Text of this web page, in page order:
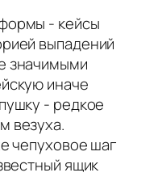
- кейсы
выпадений
значимыми
иначе
- редкое
везуха.
чепуховое шаг
ящик